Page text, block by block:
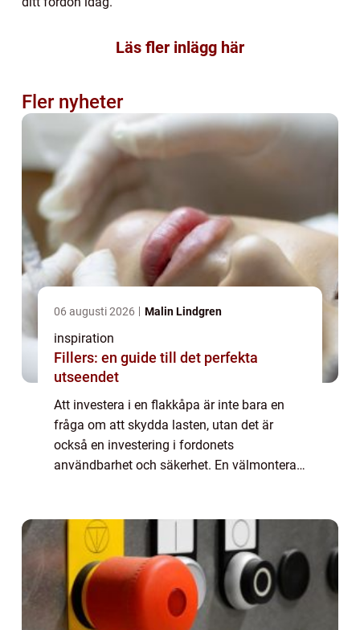
Läs fler inlägg här
Fler nyheter
06 augusti 2026 Malin Lindgren
inspiration
Fillers: en guide till det perfekta
utseendet
Att investera i en flakkåpa är inte bara en
fråga om att skydda lasten, utan det är
också en investering i fordonets
användbarhet och säkerhet. En välmonterad